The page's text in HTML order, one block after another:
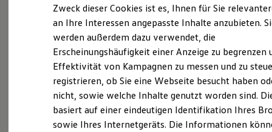
Laden
Laden unterwegs
Laden Zuhause
Ladezeitensimulator
Batterie
Sicherheit
Garantie und Lebensdauer
Nachhaltigkeit
Technologie
Kosten und Kauf
Fahrzeugangebot anfordern
Serviceanfrage stellen
Zweck dieser Cookies ist es, Ihnen für Sie
an Ihre Interessen angepasste Inhalte anzubieten.
werden außerdem dazu verwendet, die
Erscheinungshäufigkeit einer Anzeige zu begrenzen
Effektivität von Kampagnen zu messen und zu
registrieren, ob Sie eine Webseite besucht haben
nicht, sowie welche Inhalte genutzt worden sind.
basiert auf einer eindeutigen Identifikation Ihres
sowie Ihres Internetgeräts. Die Informationen